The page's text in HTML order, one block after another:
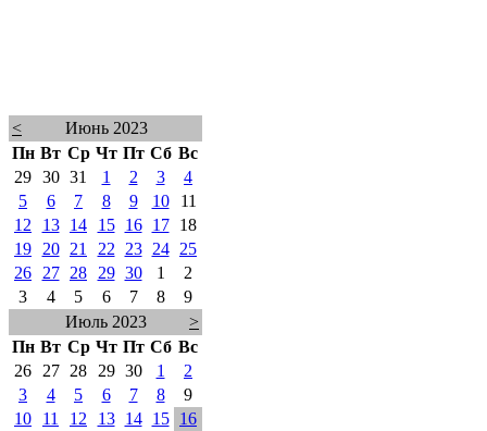
<
Июнь 2023
Пн Вт Ср Чт Пт Сб Вс
29 30 31 1 2 3
4
5
6 7 8 9 10
11
12
13 14 15 16 17
18
19
20 21 22 23 24
25
26
27 28 29 30 1
2
3
4 5 6 7 8
9
Июль 2023
>
Пн Вт Ср Чт Пт Сб Вс
26
27 28 29 30 1
2
3
4 5 6 7 8
9
10
11 12 13 14 15 16